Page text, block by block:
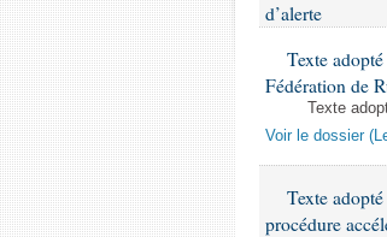
d’alerte
Texte
Fédération de
Texte
Voir le dossier
Texte
procédure